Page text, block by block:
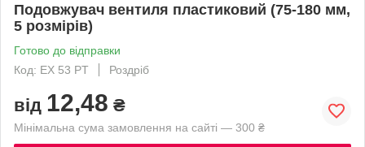
Подовжувач вентиля пластиковий (75-180 мм,
5 розмірів)
Готово до відправки
Код: EX 53 PT
Роздріб
від 12,48 ₴
Мінімальна сума замовлення на сайті — 300 ₴